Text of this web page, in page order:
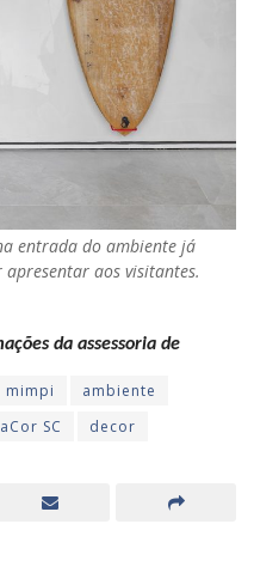
entrada do ambiente já
aos visitantes.
da assessoria de
mimpi
ambiente
SC decor